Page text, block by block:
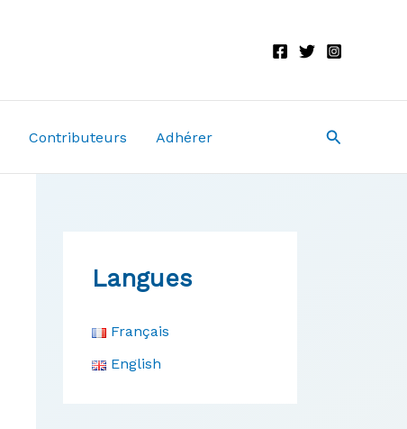
Contributeurs Adhérer
Langues
Français
English